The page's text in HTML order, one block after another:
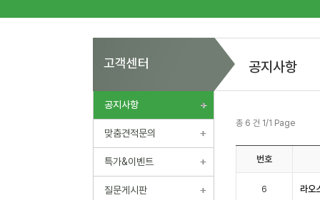
고객센터
공지사항
맞춤견적문의
특가&이벤트
질문게시판
공지사항
총 6 건 1/1 Page
번호
6 라오